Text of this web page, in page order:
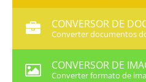
CONVERSOR DE
Converter documentos
CONVERSOR DE
Converter formato de